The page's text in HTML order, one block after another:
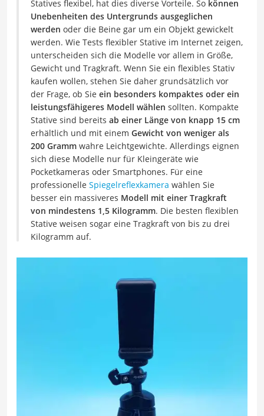
Statives flexibel, hat dies diverse Vorteile. So können
Unebenheiten des Untergrunds ausgeglichen
werden oder die Beine gar um ein Objekt gewickelt
werden. Wie Tests flexibler Stative im Internet zeigen,
unterscheiden sich die Modelle vor allem in Größe,
Gewicht und Tragkraft. Wenn Sie ein flexibles Stativ
kaufen wollen, stehen Sie daher grundsätzlich vor
der Frage, ob Sie ein besonders kompaktes oder ein
leistungsfähigeres Modell wählen sollten. Kompakte
Stative sind bereits ab einer Länge von knapp 15 cm
erhältlich und mit einem Gewicht von weniger als
200 Gramm wahre Leichtgewichte. Allerdings eignen
sich diese Modelle nur für Kleingeräte wie
Pocketkameras oder Smartphones. Für eine
professionelle Spiegelreflexkamera wählen Sie
besser ein massiveres Modell mit einer Tragkraft
von mindestens 1,5 Kilogramm. Die besten flexiblen
Stative weisen sogar eine Tragkraft von bis zu drei
Kilogramm auf.